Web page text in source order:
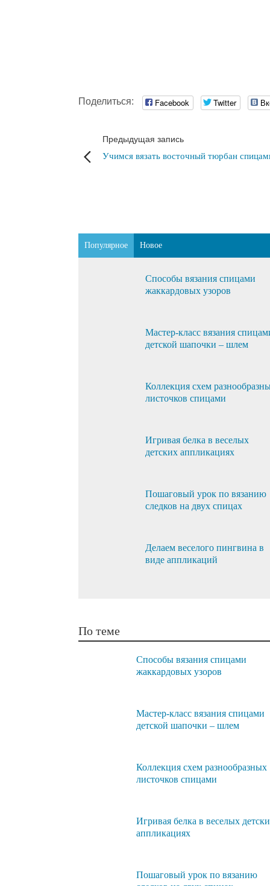
Поделиться: Facebook Twitter
Предыдущая запись
Учимся вязать восточный тюрбан
Популярное Новое
Способы вязания спицами
жаккардовых узоров
Мастер-класс вязания
детской шапочки – шлем
Коллекция схем
листочков спицами
Игривая белка в веселых
детских аппликациях
Пошаговый урок по вязанию
следков на двух спицах
Делаем веселого пингвина в
виде аппликаций
По теме
Способы вязания спицами
жаккардовых узоров
Мастер-класс вязания спицами
детской шапочки – шлем
Коллекция схем разнообразных
листочков спицами
Игривая белка в веселых
аппликациях
Пошаговый урок по вязанию